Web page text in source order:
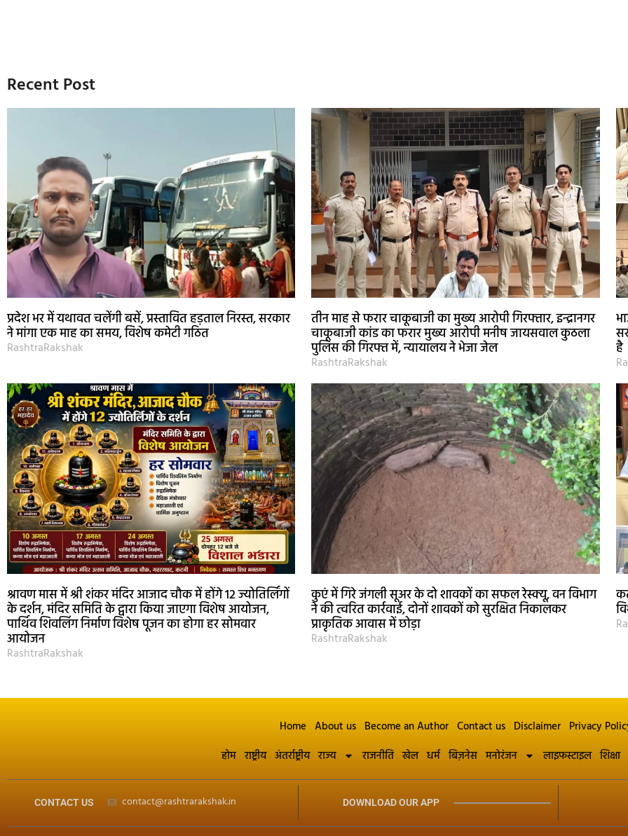
Recent Post
प्रदेश भर में यथावत चलेंगी बसें, प्रस्तावित हड़ताल निरस्त, सरकार
ने मांगा एक माह का समय, विशेष कमेटी गठित
RashtraRakshak
तीन माह से फरार चाकूबाजी का मुख्य आरोपी गिरफ्तार, इन्द्रानगर
चाकूबाजी कांड का फरार मुख्य आरोपी मनीष जायसवाल कुठला
पुलिस की गिरफ्त में, न्यायालय ने भेजा जेल
RashtraRakshak
है
श्रावण मास में श्री शंकर मंदिर आजाद चौक में होंगे 12 ज्योतिर्लिंगों
के दर्शन, मंदिर समिति के द्वारा किया जाएगा विशेष आयोजन,
पार्थिव शिवलिंग निर्माण विशेष पूजन का होगा हर सोमवार
आयोजन
RashtraRakshak
कुएं में गिरे जंगली सूअर के दो शावकों का सफल रेस्क्यू, वन विभाग
ने की त्वरित कार्रवाई, दोनों शावकों को सुरक्षित निकालकर
प्राकृतिक आवास में छोड़ा
RashtraRakshak
Home About us Become an Author Contact us Disclaimer Privacy
होम राष्ट्रीय अंतर्राष्ट्रीय राज्य राजनीति खेल धर्म बिज़नेस मनोरंजन लाइफस्टाइल शिक्षा
CONTACT US contact@rashtrarakshak.in DOWNLOAD OUR APP